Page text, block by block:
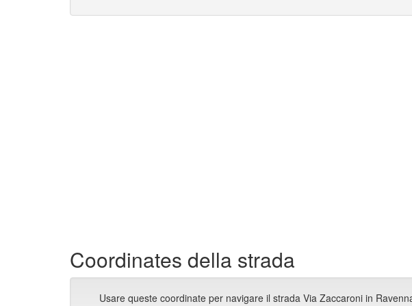
Coordinates della strada
Usare queste coordinate per navigare il strada Via Zaccaroni in